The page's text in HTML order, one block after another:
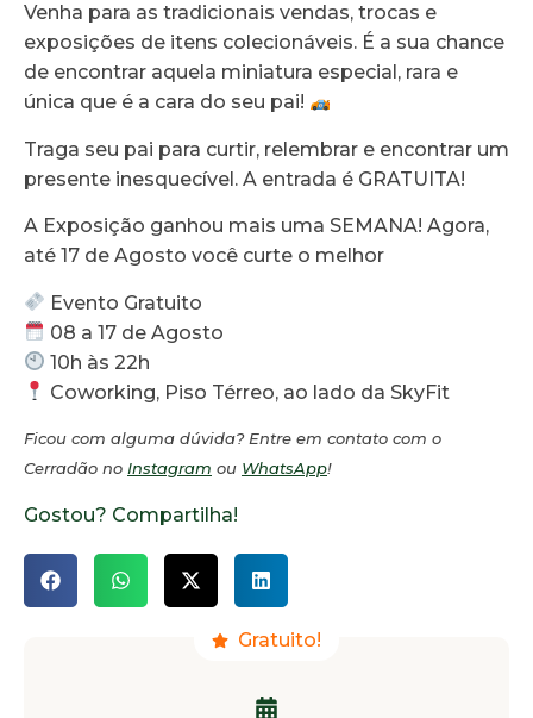
Venha para as tradicionais vendas, trocas e
exposições de itens colecionáveis. É a sua chance
de encontrar aquela miniatura especial, rara e
única que é a cara do seu pai!
Traga seu pai para curtir, relembrar e encontrar um
presente inesquecível. A entrada é GRATUITA!
A Exposição ganhou mais uma SEMANA! Agora,
até 17 de Agosto você curte o melhor
Evento Gratuito
08 a 17 de Agosto
10h às 22h
Coworking, Piso Térreo, ao lado da SkyFit
Ficou com alguma dúvida? Entre em contato com o
Cerradão no Instagram ou WhatsApp!
Gostou? Compartilha!
Gratuito!